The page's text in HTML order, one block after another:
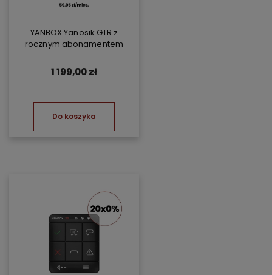
YANBOX Yanosik GTR z
rocznym abonamentem
1 199,00 zł
Do koszyka